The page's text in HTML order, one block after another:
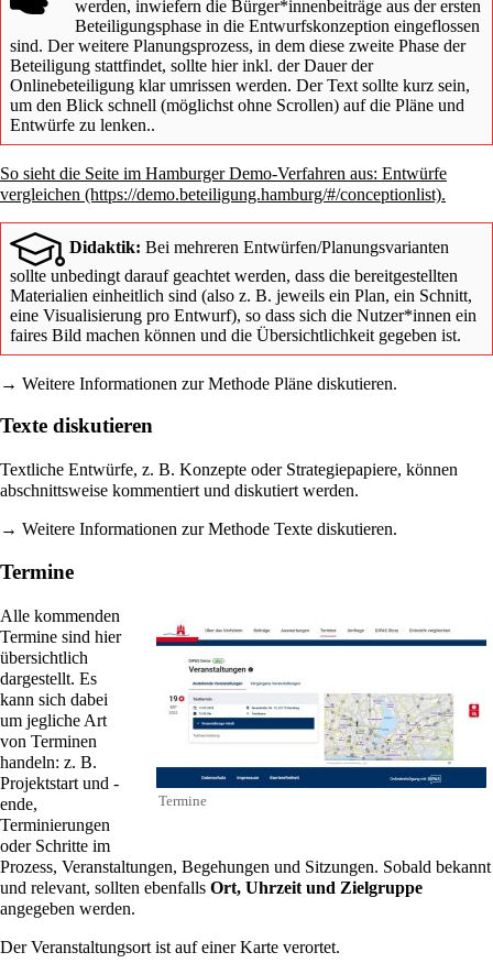
werden, inwiefern die Bürger*innenbeiträge aus der ersten
Beteiligungsphase in die Entwurfskonzeption eingeflossen
sind. Der weitere Planungsprozess, in dem diese zweite Phase der
Beteiligung stattfindet, sollte hier inkl. der Dauer der
Onlinebeteiligung klar umrissen werden. Der Text sollte kurz sein,
um den Blick schnell (möglichst ohne Scrollen) auf die Pläne und
Entwürfe zu lenken..
So sieht die Seite im Hamburger Demo-Verfahren aus: Entwürfe
vergleichen
.
Didaktik: Bei mehreren Entwürfen/Planungsvarianten
sollte unbedingt darauf geachtet werden, dass die bereitgestellten
Materialien einheitlich sind (also z. B. jeweils ein Plan, ein Schnitt,
eine Visualisierung pro Entwurf), so dass sich die Nutzer*innen ein
faires Bild machen können und die Übersichtlichkeit gegeben ist.
→ Weitere Informationen zur Methode Pläne diskutieren.
Texte diskutieren
Textliche Entwürfe, z. B. Konzepte oder Strategiepapiere, können
abschnittsweise kommentiert und diskutiert werden.
→ Weitere Informationen zur Methode Texte diskutieren.
Termine
Termine
Alle kommenden
Termine sind hier
übersichtlich
dargestellt. Es
kann sich dabei
um jegliche Art
von Terminen
handeln: z. B.
Projektstart und -
ende,
Terminierungen
oder Schritte im
Prozess, Veranstaltungen, Begehungen und Sitzungen. Sobald bekannt
und relevant, sollten ebenfalls Ort, Uhrzeit und Zielgruppe
angegeben werden.
Der Veranstaltungsort ist auf einer Karte verortet.